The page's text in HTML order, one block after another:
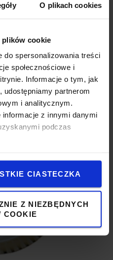
O plikach cookies
plików cookie
spersonalizowania treści
społecznościowe i
Informacje o tym, jak
partnerom
i analitycznym.
informacje z innymi danymi
podczas
CIASTECZKA
Z NIEZBĘDNYCH
COOKIE
kontrolę nad wszystkimi
podnosi poziom
(lub w